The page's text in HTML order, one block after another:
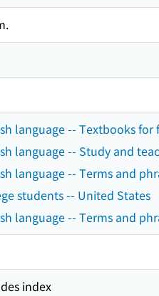
language -- Textbooks for
language -- Study and
language -- Terms and
students -- United States
language -- Terms and
index